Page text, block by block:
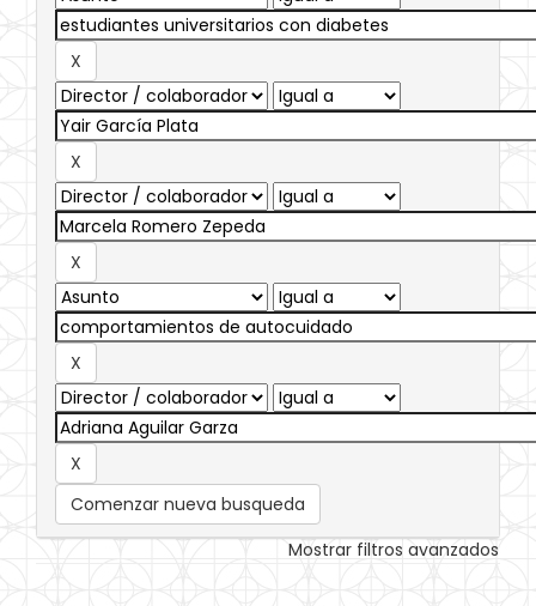
Comenzar nueva busqueda
Mostrar filtros avanzados